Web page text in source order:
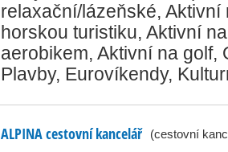
relaxační/lázeňské, Aktivní
horskou turistiku, Aktivní
aerobikem, Aktivní na golf,
Plavby, Eurovíkendy,
ALPINA cestovní kancelář (cestovní